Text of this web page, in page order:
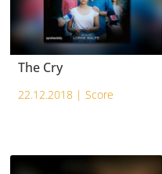
The Cry
22.12.2018 |Score